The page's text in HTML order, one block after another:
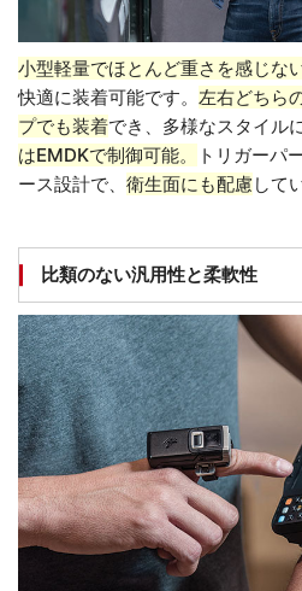
小型軽量でほとんど重さを感じな
快適に装着可能です。 左右どちら
プでも装着でき、多様なスタイル
はEMDKで制御可能。
トリガーパ
ース設計で、 衛生面にも配慮 して
比類のない汎用性と柔軟性